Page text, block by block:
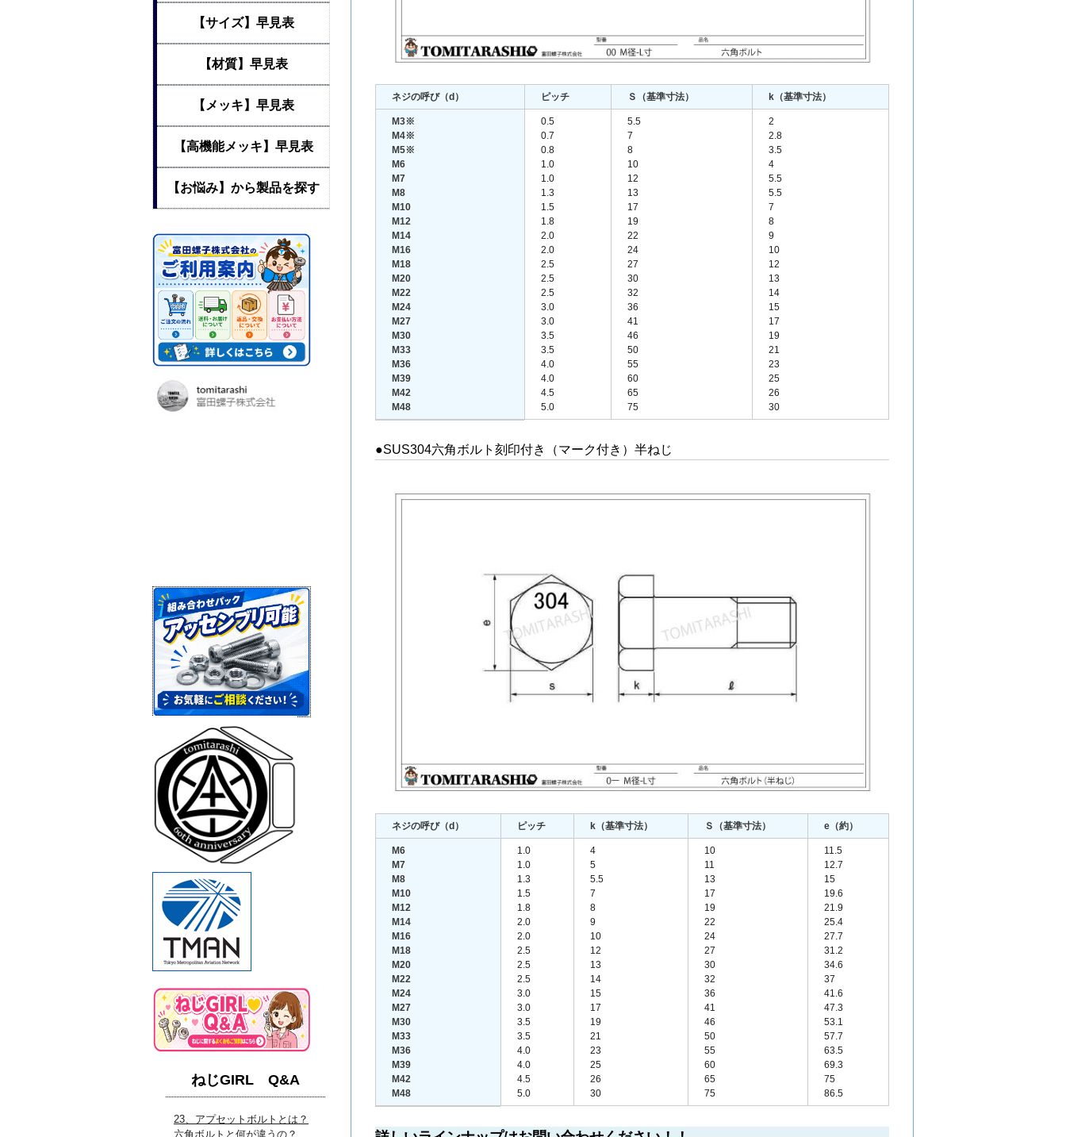
ネジの呼び（d） ピッチ Ｓ（基準寸法） k（基準寸法）
M3※
M4※
M5※
M6
M7
M8
M10
M12
M14
M16
M18
M20
M22
M24
M27
M30
M33
M36
M39
M42
M48
0.5
0.7
0.8
1.0
1.0
1.3
1.5
1.8
2.0
2.0
2.5
2.5
2.5
3.0
3.0
3.5
3.5
4.0
4.0
4.5
5.0
5.5
7
8
10
12
13
17
19
22
24
27
30
32
36
41
46
50
55
60
65
75
2
2.8
3.5
4
5.5
5.5
7
8
9
10
12
13
14
15
17
19
21
23
25
26
30
●SUS304六角ボルト刻印付き（マーク付き）半ねじ
ネジの呼び（d） ピッチ k（基準寸法） Ｓ（基準寸法） e（約）
M6
M7
M8
M10
M12
M14
M16
M18
M20
M22
M24
M27
M30
M33
M36
M39
M42
M48
1.0
1.0
1.3
1.5
1.8
2.0
2.0
2.5
2.5
2.5
3.0
3.0
3.5
3.5
4.0
4.0
4.5
5.0
4
5
5.5
7
8
9
10
12
13
14
15
17
19
21
23
25
26
30
10
11
13
17
19
22
24
27
30
32
36
41
46
50
55
60
65
75
11.5
12.7
15
19.6
21.9
25.4
27.7
31.2
34.6
37
41.6
47.3
53.1
57.7
63.5
69.3
75
86.5
【サイズ】早見表
【材質】早見表
【メッキ】早見表
【高機能メッキ】早見表
【お悩み】から製品を探す
ねじGIRL Q&A
23、アプセットボルトとは？
六角ボルトと何が違うの？